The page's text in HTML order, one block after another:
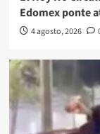
Edomex ponte
4 agosto, 2026